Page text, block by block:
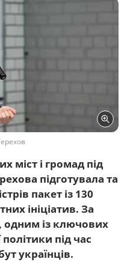
міст і громад під
підготувала та
пакет із 130
ініціатив. За
із ключових
під час
українців.